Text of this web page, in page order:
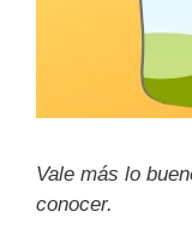
Vale más lo
conocer.